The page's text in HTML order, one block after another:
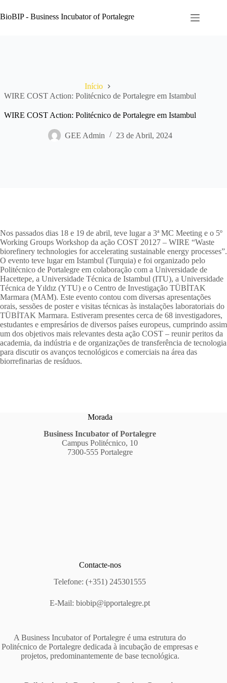
para
o
BioBIP - Business Incubator of Portalegre
Início
WIRE COST Action: Politécnico de Portalegre em Istambul
WIRE COST Action: Politécnico de Portalegre em Istambul
GEE Admin 23 de Abril, 2024
Nos passados dias 18 e 19 de abril, teve lugar a 3ª MC Meeting e o 5º
Working Groups Workshop da ação COST 20127 – WIRE “Waste
biorefinery technologies for accelerating sustainable energy processes”.
O evento teve lugar em Istambul (Turquia) e foi organizado pelo
Politécnico de Portalegre em colaboração com a Universidade de
Hacettepe, a Universidade Técnica de Istambul (ITU), a Universidade
Técnica de Yıldız (YTU) e o Centro de Investigação TÜBİTAK
Marmara (MAM). Este evento contou com diversas apresentações
orais, sessões de poster e visitas técnicas às instalações laboratoriais do
TÜBİTAK Marmara. Estiveram presentes cerca de 68 investigadores,
estudantes e empresários de diversos países europeus, cumprindo assim
um dos objetivos mais relevantes desta ação COST – reunir peritos da
academia, da indústria e de organizações de transferência de tecnologia
para discutir os avanços tecnológicos e comerciais na área das
biorrefinarias de resíduos.
Morada
Business Incubator of Portalegre
Campus Politécnico, 10
7300-555 Portalegre
Contacte-nos
Telefone: (+351) 245301555
E-Mail:biobip@ipportalegre.pt
A Business Incubator of Portalegre é uma estrutura do
Politécnico de Portalegre dedicada à incubação de empresas e
projetos, predominantemente de base tecnológica.